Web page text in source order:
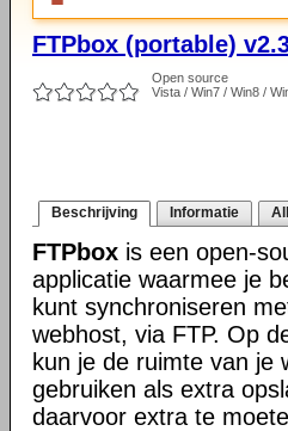
FTPbox (portable)
Open source
Vista / Win7 / Win8 /
Beschrijving Informatie
FTPbox is een open-
applicatie waarmee je
kunt synchroniseren
webhost, via FTP. Op
kun je de ruimte van je
gebruiken als extra
daarvoor extra te